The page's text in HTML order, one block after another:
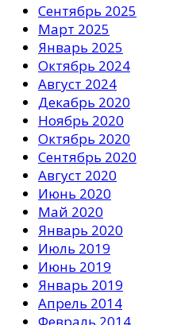
Сентябрь 2025
Март 2025
Январь 2025
Октябрь 2024
Август 2024
Декабрь 2020
Ноябрь 2020
Октябрь 2020
Сентябрь 2020
Август 2020
Июнь 2020
Май 2020
Январь 2020
Июль 2019
Июнь 2019
Январь 2019
Апрель 2014
Февраль 2014